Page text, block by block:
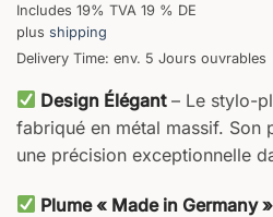
Includes 19% TVA 19 % DE
plus shipping
Delivery Time: env. 5 Jours ouvrables
Design Élégant– Le stylo-
fabriqué en métal massif. Son
une précision exceptionnelle
Plume « Made in Germany »